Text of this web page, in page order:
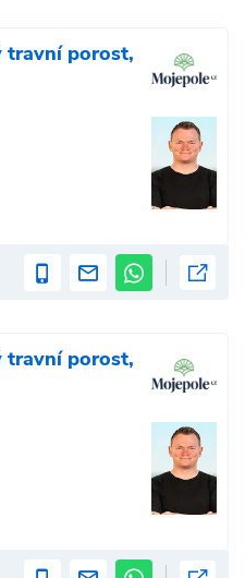
travní porost,
travní porost,